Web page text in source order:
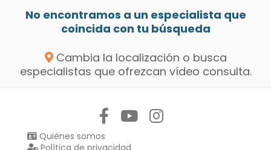
No encontramos a un especialista que
coincida con tu búsqueda
Cambia la localización o busca
especialistas que ofrezcan vídeo consulta.
Quiénes somos